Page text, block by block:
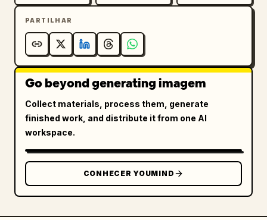
PARTILHAR
Go beyond generating imagem
Collect materials, process them, generate
finished work, and distribute it from one AI
workspace.
CONHECER YOUMIND